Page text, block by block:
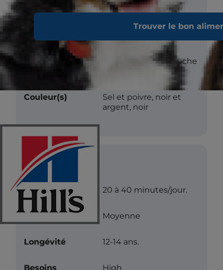
Trouver le bon
Longueur
Double couche, couche
Couleur(s)
Sel et poivre, noir et
argent, noir
Soins
Exercice 20 à 40 minutes/jour.
Niveau d’énergie Moyenne
Longévité 12-14 ans.
Besoins High